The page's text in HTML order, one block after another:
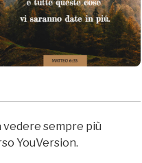
vedere sempre più
YouVersion.